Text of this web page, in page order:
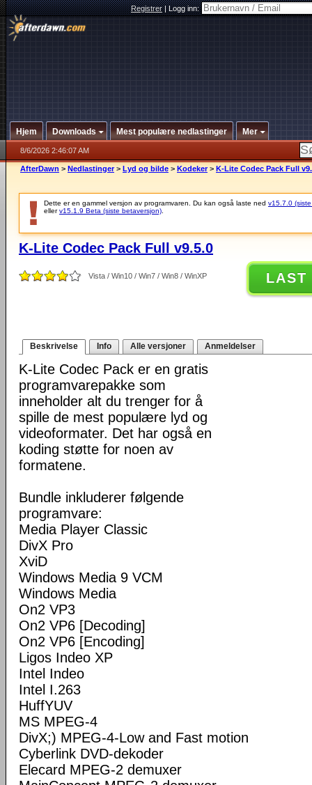
Registrer|Logg inn:
Hjem Downloads Mest populære nedlastinger Mer
8/6/2026 2:46:07 AM
AfterDawn > Nedlastinger > Lyd og bilde > Kodeker > K-Lite Codec Pack Full
Dette er en gammel versjon av programvaren. Du kan også laste ned v15.7.0
ellerv15.1.9 Beta (siste betaversjon)
K-Lite Codec Pack Full v9.5.0
Vista / Win10 / Win7 / Win8 / WinXP LAST
Beskrivelse Info Alle versjoner Anmeldelser
K-Lite Codec Pack er en gratis
programvarepakke som
inneholder alt du trenger for å
spille de mest populære lyd og
videoformater. Det har også en
koding støtte for noen av
formatene.
Bundle inkluderer følgende
programvare:
Media Player Classic
DivX Pro
XviD
Windows Media 9 VCM
Windows Media
On2 VP3
On2 VP6 [Decoding]
On2 VP6 [Encoding]
Ligos Indeo XP
Intel Indeo
Intel I.263
HuffYUV
MS MPEG-4
DivX;) MPEG-4-Low and Fast motion
Cyberlink DVD-dekoder
Elecard MPEG-2 demuxer